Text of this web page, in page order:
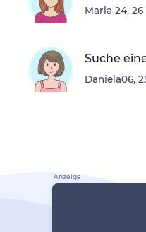
Maria 24,
Suche
Daniela06,